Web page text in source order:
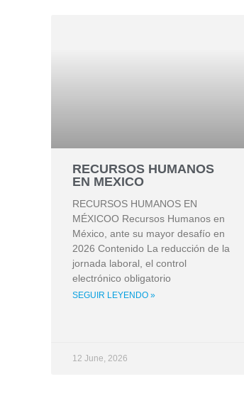
RECURSOS HUMANOS
EN MEXICO
RECURSOS HUMANOS EN
MÉXICOO Recursos Humanos en
México, ante su mayor desafío en
2026 Contenido La reducción de la
jornada laboral, el control
electrónico obligatorio
SEGUIR LEYENDO »
12 June, 2026